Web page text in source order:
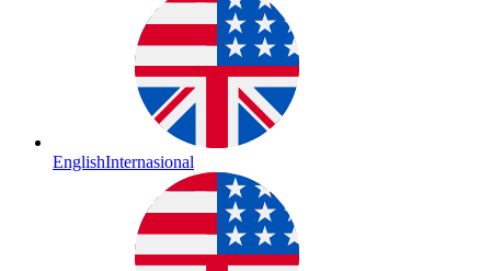
EnglishInternasional